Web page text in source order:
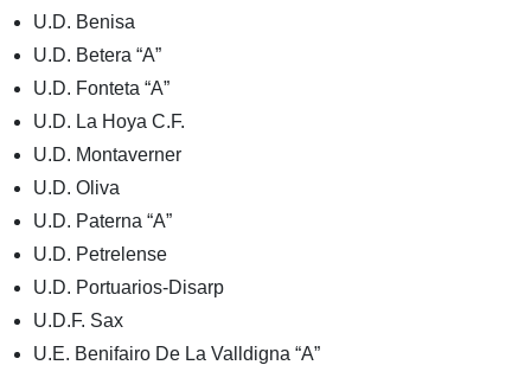
U.D. Benisa
U.D. Betera “A”
U.D. Fonteta “A”
U.D. La Hoya C.F.
U.D. Montaverner
U.D. Oliva
U.D. Paterna “A”
U.D. Petrelense
U.D. Portuarios-Disarp
U.D.F. Sax
U.E. Benifairo De La Valldigna “A”